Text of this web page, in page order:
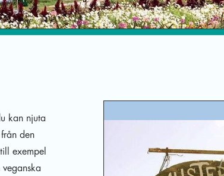
kan njuta
den
exempel